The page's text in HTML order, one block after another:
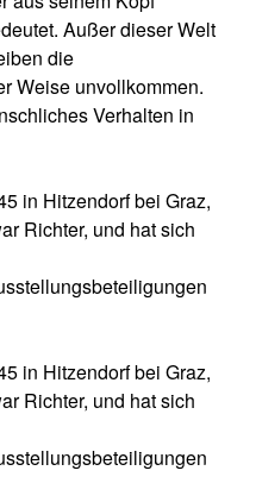
Außer dieser Welt
die
Weise unvollkommen.
Verhalten in
in Hitzendorf bei Graz,
Richter, und hat sich
in Hitzendorf bei Graz,
Richter, und hat sich